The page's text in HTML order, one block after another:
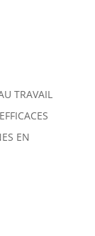
TRAVAIL
EN